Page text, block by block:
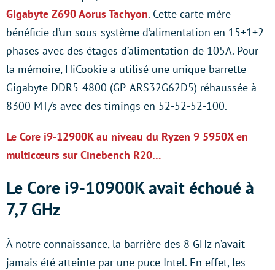
Gigabyte Z690 Aorus Tachyon. Cette carte mère
bénéficie d’un sous-système d’alimentation en 15+1+2
phases avec des étages d’alimentation de 105A. Pour
la mémoire, HiCookie a utilisé une unique barrette
Gigabyte DDR5-4800 (GP-ARS32G62D5) réhaussée à
8300 MT/s avec des timings en 52-52-52-100.
Le Core i9-12900K au niveau du Ryzen 9 5950X en
multicœurs sur Cinebench R20…
Le Core i9-10900K avait échoué à
7,7 GHz
À notre connaissance, la barrière des 8 GHz n’avait
jamais été atteinte par une puce Intel. En effet, les